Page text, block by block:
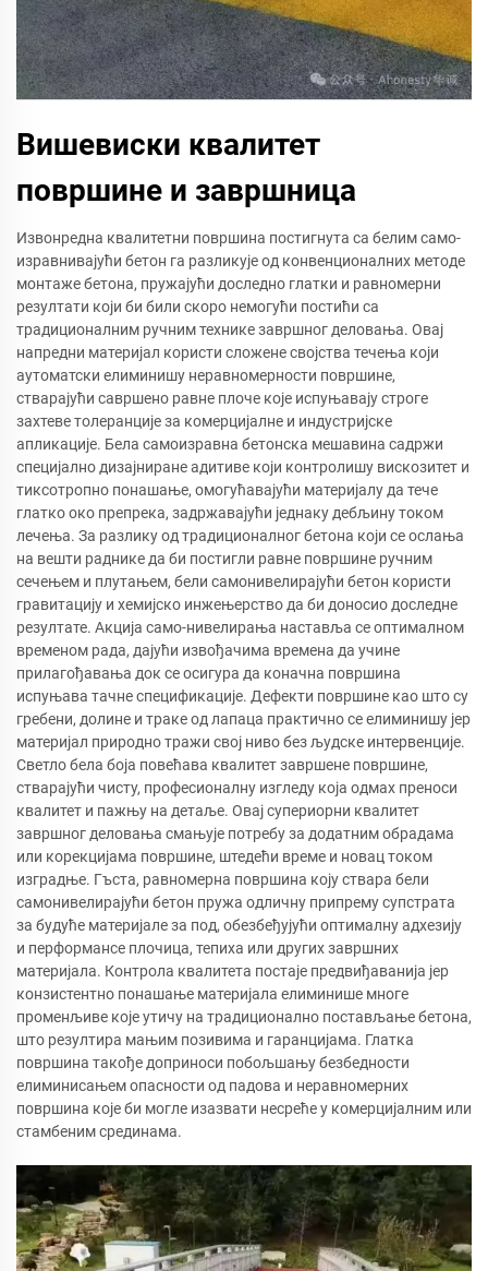
Вишевиски квалитет
површине и завршница
Извонредна квалитетни површина постигнута са белим само-
изравнивајући бетон га разликује од конвенционалних методе
монтаже бетона, пружајући доследно глатки и равномерни
резултати који би били скоро немогући постићи са
традиционалним ручним технике завршног деловања. Овај
напредни материјал користи сложене својства течења који
аутоматски елиминишу неравномерности површине,
стварајући савршено равне плоче које испуњавају строге
захтеве толеранције за комерцијалне и индустријске
апликације. Бела самоизравна бетонска мешавина садржи
специјално дизајниране адитиве који контролишу вискозитет и
тиксотропно понашање, омогућавајући материјалу да тече
глатко око препрека, задржавајући једнаку дебљину током
лечења. За разлику од традиционалног бетона који се ослања
на вешти раднике да би постигли равне површине ручним
сечењем и плутањем, бели самонивелирајући бетон користи
гравитацију и хемијско инжењерство да би доносио доследне
резултате. Акција само-нивелирања наставља се оптималном
временом рада, дајући извођачима времена да учине
прилагођавања док се осигура да коначна површина
испуњава тачне спецификације. Дефекти површине као што су
гребени, долине и траке од лапаца практично се елиминишу јер
материјал природно тражи свој ниво без људске интервенције.
Светло бела боја повећава квалитет завршене површине,
стварајући чисту, професионалну изгледу која одмах преноси
квалитет и пажњу на детаље. Овај супериорни квалитет
завршног деловања смањује потребу за додатним обрадама
или корекцијама површине, штедећи време и новац током
изградње. Гъста, равномерна површина коју ствара бели
самонивелирајући бетон пружа одличну припрему супстрата
за будуће материјале за под, обезбеђујући оптималну адхезију
и перформансе плочица, тепиха или других завршних
материјала. Контрола квалитета постаје предвиђаванија јер
конзистентно понашање материјала елиминише многе
променљиве које утичу на традиционално постављање бетона,
што резултира мањим позивима и гаранцијама. Глатка
површина такође доприноси побољшању безбедности
елиминисањем опасности од падова и неравномерних
површина које би могле изазвати несреће у комерцијалним или
стамбеним срединама.